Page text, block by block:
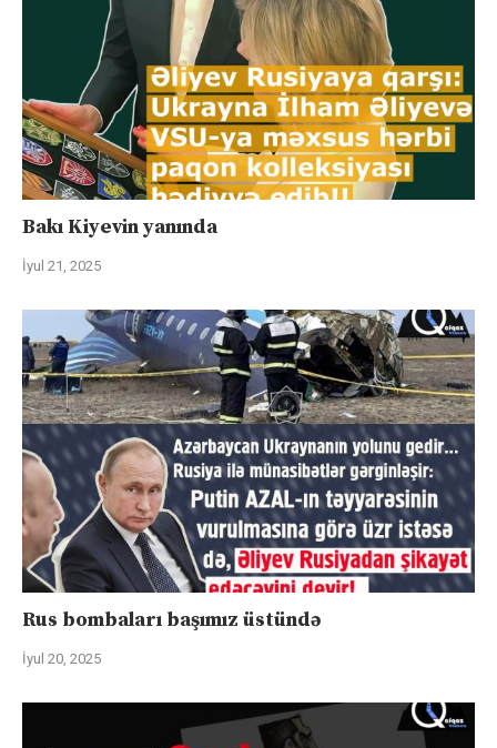
Bakı Kiyevin yanında
İyul 21, 2025
Rus bombaları başımız üstündə
İyul 20, 2025